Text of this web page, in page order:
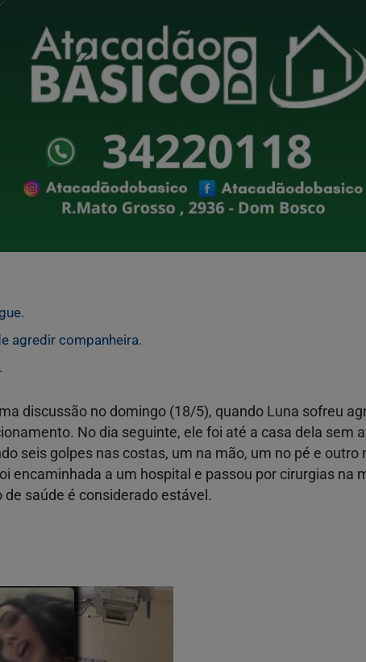
agredir companheira.
discussão no domingo (18/5), quando Luna sofreu
No dia seguinte, ele foi até a casa dela sem
seis golpes nas costas, um na mão, um no pé e outro
encaminhada a um hospital e passou por cirurgias na
saúde é considerado estável.